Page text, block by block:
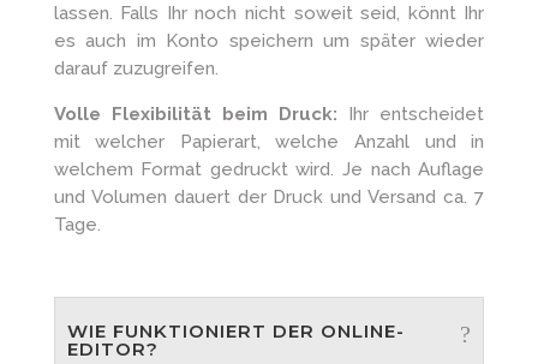
lassen. Falls Ihr noch nicht soweit seid, könnt Ihr
es auch im Konto speichern um später wieder
darauf zuzugreifen.
Volle Flexibilität beim Druck: Ihr entscheidet
mit welcher Papierart, welche Anzahl und in
welchem Format gedruckt wird. Je nach Auflage
und Volumen dauert der Druck und Versand ca. 7
Tage.
WIE FUNKTIONIERT DER ONLINE-
EDITOR?